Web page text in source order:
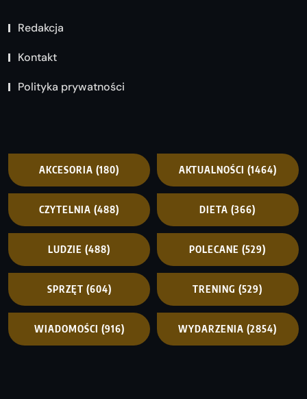
Redakcja
Kontakt
Polityka prywatności
AKCESORIA (180) AKTUALNOŚCI (1464)
CZYTELNIA (488) DIETA (366)
LUDZIE (488) POLECANE (529)
SPRZĘT (604) TRENING (529)
WIADOMOŚCI (916) WYDARZENIA (2854)